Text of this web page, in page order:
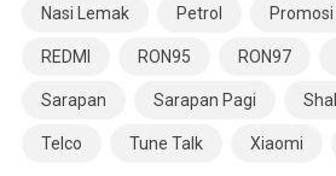
Nasi Lemak Petrol Promosi
REDMI RON95 RON97
Sarapan Sarapan Pagi
Telco Tune Talk Xiaomi